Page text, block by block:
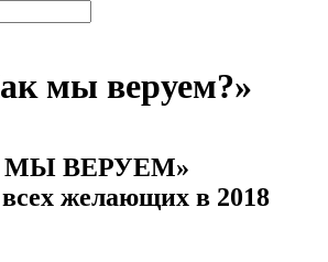
мы веруем?»
МЫ ВЕРУЕМ»
желающих в 2018